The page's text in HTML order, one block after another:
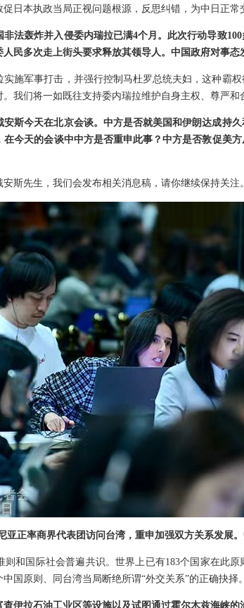
日本执政当局正视问题根源，反思纠错，为中日正常
法轰炸并入侵委内瑞拉已满4个月。此次行动导致
民多次走上街头要求释放其领导人。中国政府对事态
施军事打击，并强行控制马杜罗总统夫妇，这种霸
我们将一如既往支持委内瑞拉维护自身主权、尊严和
斯今天在北京会谈。中方是否就美国和伊朗达成持
今天的会谈中中方是否重申此事？中方是否敦促美
斯先生，我们会发布相关消息稿，请你继续保持关注。
亚正率商界代表团访问台湾，重申加强双方关系发展
和国际社会普遍共识。世界上已有183个国家在此
国原则、同台湾当局断绝所谓“外交关系”的正确抉择。
伊拉石油工业区等设施以及试图通过霍尔木兹海峡